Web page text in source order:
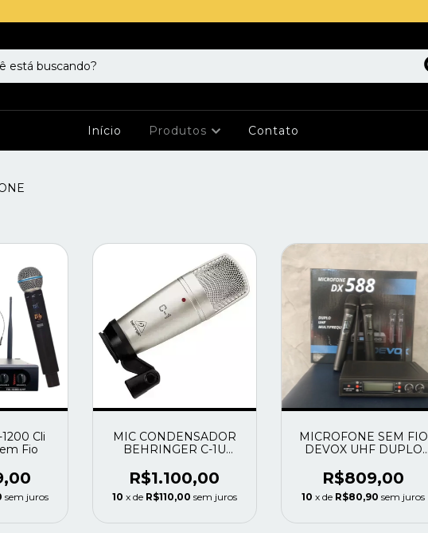
Início Produtos Contato
Cli
Fio
sem juros
MIC CONDENSADOR
BEHRINGER C-1U
R$1.100,00
10 x de R$110,00 sem juros
MICROFONE SEM FIO
DEVOX UHF DUPLO
R$809,00
10 x de R$80,90 sem juros